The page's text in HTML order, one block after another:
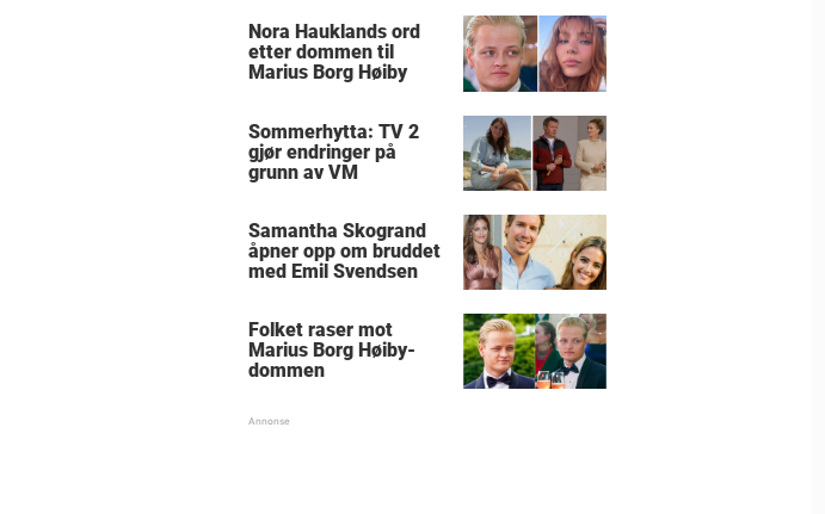
Nora Hauklands ord
etter dommen til
Marius Borg Høiby
Sommerhytta: TV 2
gjør endringer på
grunn av VM
Samantha Skogrand
åpner opp om bruddet
med Emil Svendsen
Folket raser mot
Marius Borg Høiby-
dommen